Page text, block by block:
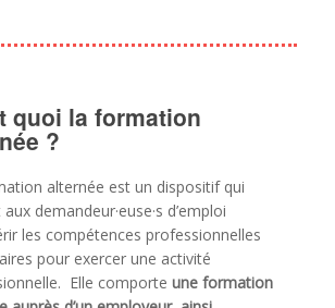
quoi la formation
?
alternée est un dispositif qui
demandeur·euse·s d’emploi
les compétences professionnelles
pour exercer une activité
Elle comporte une formation